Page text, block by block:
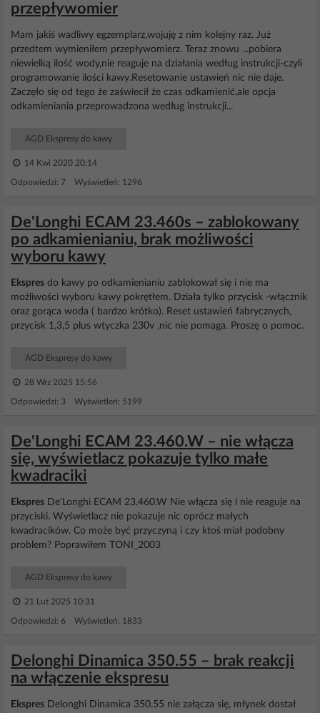
przepływomier
Mam jakiś wadliwy egzemplarz,wojuję z nim kolejny raz. Już
przedtem wymieniłem przepływomierz. Teraz znowu ...pobiera
niewielką ilość wody,nie reaguje na działania według instrukcji-czyli
programowanie ilości kawy.Resetowanie ustawień nic nie daje.
Zaczęło się od tego że zaświecił że czas odkamienić,ale opcja
odkamieniania przeprowadzona według instrukcji...
AGD Ekspresy do kawy
14 Kwi 2020 20:14
Odpowiedzi: 7 Wyświetleń: 1296
De'Longhi ECAM 23.460s – zablokowany
po adkamienianiu, brak możliwości
wyboru kawy
Ekspres do kawy po odkamienianiu zablokował się i nie ma
możliwości wyboru kawy pokrętłem. Działa tylko przycisk -włącznik
oraz gorąca woda ( bardzo krótko). Reset ustawień fabrycznych,
przycisk 1,3,5 plus wtyczka 230v ,nic nie pomaga. Proszę o pomoc.
AGD Ekspresy do kawy
28 Wrz 2025 15:56
Odpowiedzi: 3 Wyświetleń: 5199
De'Longhi ECAM 23.460.W – nie włącza
się, wyświetlacz pokazuje tylko małe
kwadraciki
Ekspres De'Longhi ECAM 23.460.W Nie włącza się i nie reaguje na
przyciski. Wyświetlacz nie pokazuje nic oprócz małych
kwadracików. Co może być przyczyną i czy ktoś miał podobny
problem? Poprawiłem TONI_2003
AGD Ekspresy do kawy
21 Lut 2025 10:31
Odpowiedzi: 6 Wyświetleń: 1833
Delonghi Dinamica 350.55 – brak reakcji
na włączenie ekspresu
Ekspres Delonghi Dinamica 350.55 nie załącza się, młynek dostał